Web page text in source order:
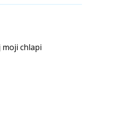
chlapi